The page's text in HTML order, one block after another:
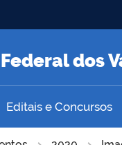
dos
Editais e Concursos